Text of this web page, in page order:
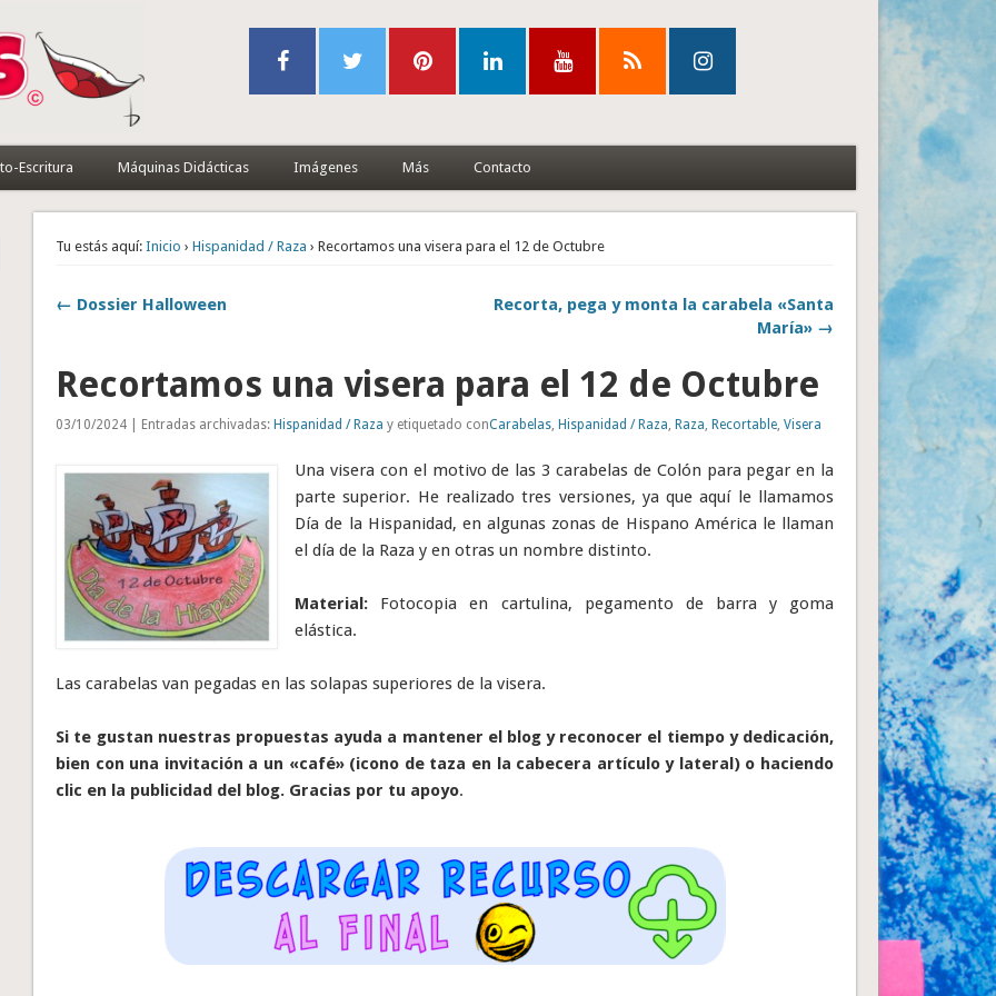
Escritura Máquinas Didácticas Imágenes Más Contacto
Tu estás aquí: Inicio ›Hispanidad / Raza › Recortamos una visera para el 12 de Octubre
← Dossier Halloween
Recorta, pega y monta la carabela «Santa
María» →
Recortamos una visera para el 12 de Octubre
03/10/2024 | Entradas archivadas:Hispanidad / Raza y etiquetado conCarabelas,Hispanidad / Raza,Raza,Recortable,Visera
Una visera con el motivo de las 3 carabelas de Colón para pegar en la
parte superior. He realizado tres versiones, ya que aquí le llamamos
Día de la Hispanidad, en algunas zonas de Hispano América le llaman
el día de la Raza y en otras un nombre distinto.
Material: Fotocopia en cartulina, pegamento de barra y goma
elástica.
Las carabelas van pegadas en las solapas superiores de la visera.
Si te gustan nuestras propuestas ayuda a mantener el blog y reconocer el tiempo y dedicación,
bien con una invitación a un «café» (icono de taza en la cabecera artículo y lateral) o haciendo
clic en la publicidad del blog. Gracias por tu apoyo.